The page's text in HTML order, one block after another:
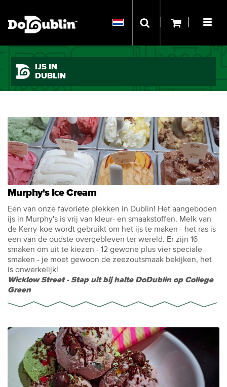
IJS IN
DUBLIN
Murphy's Ice Cream
Een van onze favoriete plekken in Dublin! Het aangeboden
ijs in Murphy's is vrij van kleur- en smaakstoffen. Melk van
de Kerry-koe wordt gebruikt om het ijs te maken - het ras is
een van de oudste overgebleven ter wereld. Er zijn 16
smaken om uit te kiezen - 12 gewone plus vier speciale
smaken - je moet gewoon de zeezoutsmaak bekijken, het
is onwerkelijk!
Wicklow Street - Stap uit bij halte DoDublin op College
Green